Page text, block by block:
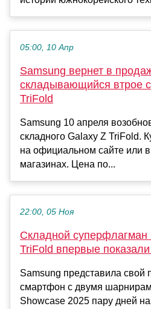
05:00, 10 Апр
Samsung вернет в
складывающийся втрое
TriFold
Samsung 10 апреля
складного Galaxy Z TriFold.
на официальном сайте или
магазинах. Цена по...
22:00, 05 Ноя
Складной суперфлагман
TriFold впервые
Samsung представила свой
смартфон с двумя
Showcase 2025 пару дней